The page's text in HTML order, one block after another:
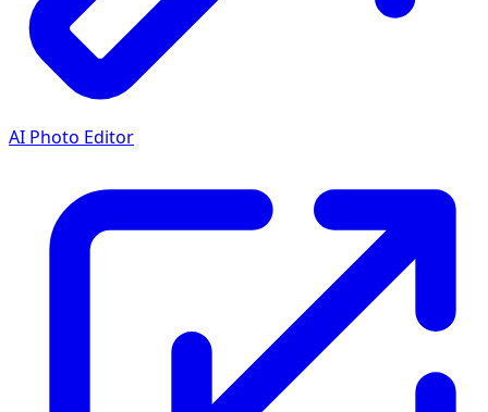
AI Photo Editor